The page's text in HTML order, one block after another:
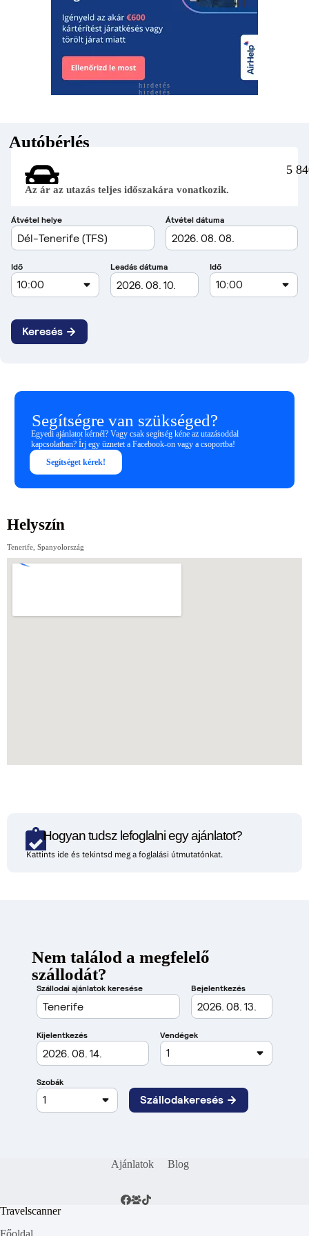
hirdetés
hirdetés
Autóbérlés
5
Az ár az utazás teljes időszakára vonatkozik.
Segítségre van szükséged?
Egyedi ajánlatot kérnél? Vagy csak segítség kéne az utazásoddal
kapcsolatban? Írj egy üznetet a Facebook-on vagy a csoportba!
Segítséget kérek!
Helyszín
Tenerife, Spanyolország
Hogyan tudsz lefoglalni egy ajánlatot?
Kattints ide és tekintsd meg a foglalási útmutatónkat.
Nem találod a megfelelő
szállodát?
Ajánlatok Blog
Travelscanner
Főoldal